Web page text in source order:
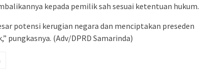
kepada pemilik sah sesuai ketentuan hukum.
potensi kerugian negara dan menciptakan preseden
pungkasnya. (Adv/DPRD Samarinda)